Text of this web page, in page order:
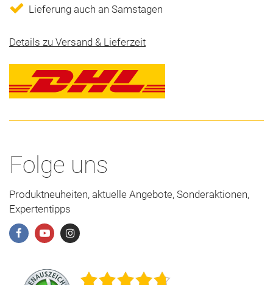
Lieferung auch an Samstagen
Details zu Versand & Lieferzeit
Folge uns
Produktneuheiten, aktuelle Angebote, Sonderaktionen,
Expertentipps